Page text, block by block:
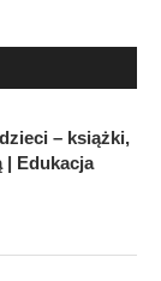
– książki,
| Edukacja